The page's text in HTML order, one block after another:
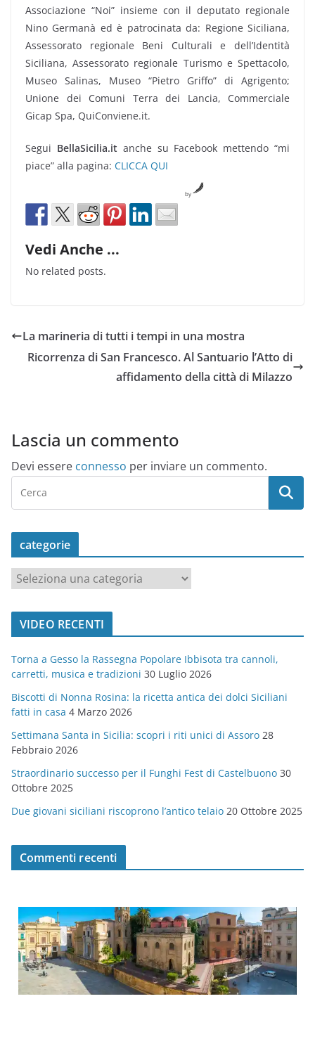
Associazione “Noi” insieme con il deputato regionale
Nino Germanà ed è patrocinata da: Regione Siciliana,
Assessorato regionale Beni Culturali e dell’Identità
Siciliana, Assessorato regionale Turismo e Spettacolo,
Museo Salinas, Museo “Pietro Griffo” di Agrigento;
Unione dei Comuni Terra dei Lancia, Commerciale
Gicap Spa, QuiConviene.it.
Segui BellaSicilia.it anche su Facebook mettendo “mi
piace” alla pagina: CLICCA QUI
by
Vedi Anche ...
No related posts.
La marineria di tutti i tempi in una mostra
Ricorrenza di San Francesco. Al Santuario l’Atto di
affidamento della città di Milazzo
Lascia un commento
Devi essere connesso per inviare un commento.
categorie
a
t
o
r
i
e
VIDEO RECENTI
Torna a Gesso la Rassegna Popolare Ibbisota tra cannoli,
carretti, musica e tradizioni 30 Luglio 2026
Biscotti di Nonna Rosina: la ricetta antica dei dolci Siciliani
fatti in casa 4 Marzo 2026
Settimana Santa in Sicilia: scopri i riti unici di Assoro 28
Febbraio 2026
Straordinario successo per il Funghi Fest di Castelbuono 30
Ottobre 2025
Due giovani siciliani riscoprono l’antico telaio 20 Ottobre 2025
Commenti recenti